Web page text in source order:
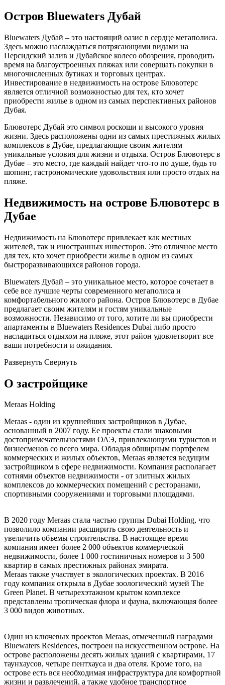
Остров Bluewaters Дубай
Bluewaters Дубай – это настоящий оазис в сердце мегаполиса.
Здесь можно наслаждаться потрясающими видами на
Персидский залив и Дубайское колесо обозрения, проводить
время на благоустроенных пляжах или совершать покупки в
многочисленных бутиках и торговых центрах.
Инвестирование в недвижимость на острове Блювотерс
является отличной возможностью для тех, кто хочет
приобрести жилье в одном из самых перспективных районов
Дубая.
Блювотерс Дубай это символ роскоши и высокого уровня
жизни. Здесь расположены одни из самых престижных жилых
комплексов в Дубае, предлагающие своим жителям
уникальные условия для жизни и отдыха. Остров Блювотерс в
Дубае – это место, где каждый найдет что-то по душе, будь то
шопинг, гастрономические удовольствия или просто отдых на
пляже.
Недвижимость на острове Блювотерс в
Дубае
Недвижимость на Блювотерс привлекает как местных
жителей, так и иностранных инвесторов. Это отличное место
для тех, кто хочет приобрести жилье в одном из самых
быстроразвивающихся районов города.
Bluewaters Дубай – это уникальное место, которое сочетает в
себе все лучшие черты современного мегаполиса и
комфортабельного жилого района. Остров Блювотерс в Дубае
предлагает своим жителям и гостям уникальные
возможности. Независимо от того, хотите ли вы приобрести
апартаменты в Bluewaters Residences Dubai либо просто
насладиться отдыхом на пляже, этот район удовлетворит все
ваши потребности и ожидания.
Развернуть Свернуть
О застройщике
Meraas Holding
Meraas - один из крупнейших застройщиков в Дубае,
основанный в 2007 году. Ее проекты стали знаковыми
достопримечательностями ОАЭ, привлекающими туристов и
бизнесменов со всего мира. Обладая обширным портфелем
коммерческих и жилых объектов, Meraas является ведущим
застройщиком в сфере недвижимости. Компания располагает
сотнями объектов недвижимости - от элитных жилых
комплексов до коммерческих помещений с ресторанами,
спортивными сооружениями и торговыми площадями.
В 2020 году Meraas стала частью группы Dubai Holding, что
позволило компании расширить свою деятельность и
увеличить объемы строительства. В настоящее время
компания имеет более 2 000 объектов коммерческой
недвижимости, более 1 000 гостиничных номеров и 3 500
квартир в самых престижных районах эмирата.
Meraas также участвует в экологических проектах. В 2016
году компания открыла в Дубае зоологический музей The
Green Planet. В четырехэтажном крытом комплексе
представлены тропическая флора и фауна, включающая более
3 000 видов животных.
Один из ключевых проектов Meraas, отмеченный наградами
Bluewaters Residences, построен на искусственном острове. На
острове расположены десять жилых зданий с квартирами, 17
таунхаусов, четыре пентхауса и два отеля. Кроме того, на
острове есть вся необходимая инфраструктура для комфортной
жизни и развлечений, а также удобное транспортное